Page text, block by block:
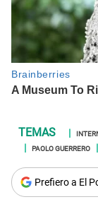
PAOLO GUERRERO
Prefiero a El